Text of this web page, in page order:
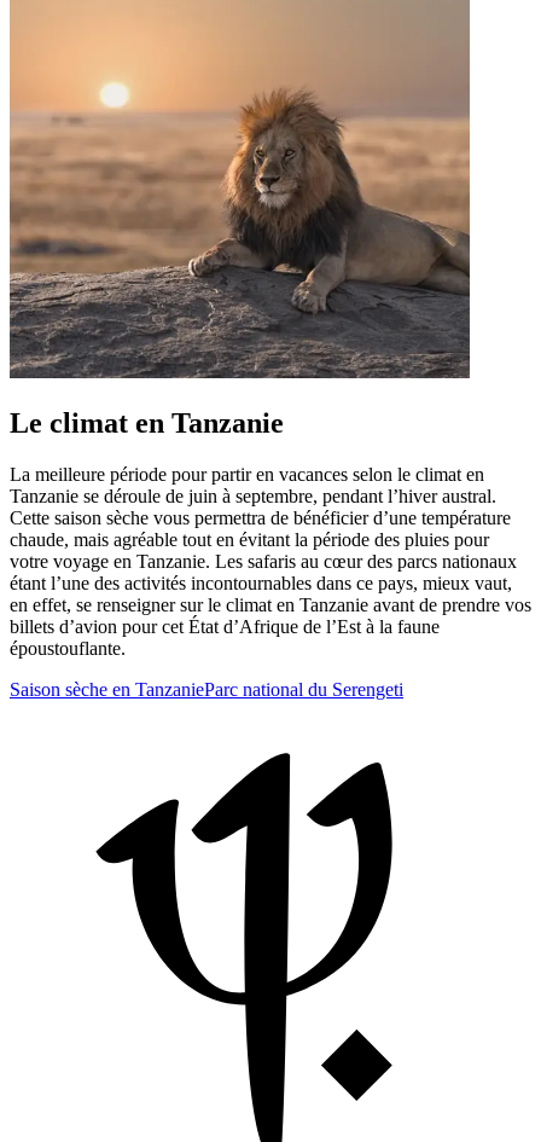
Le climat en Tanzanie
La meilleure période pour partir en vacances selon le climat en
Tanzanie se déroule de juin à septembre, pendant l’hiver austral.
Cette saison sèche vous permettra de bénéficier d’une température
chaude, mais agréable tout en évitant la période des pluies pour
votre voyage en Tanzanie. Les safaris au cœur des parcs nationaux
étant l’une des activités incontournables dans ce pays, mieux vaut,
en effet, se renseigner sur le climat en Tanzanie avant de prendre vos
billets d’avion pour cet État d’Afrique de l’Est à la faune
époustouflante.
Saison sèche en TanzanieParc national du Serengeti